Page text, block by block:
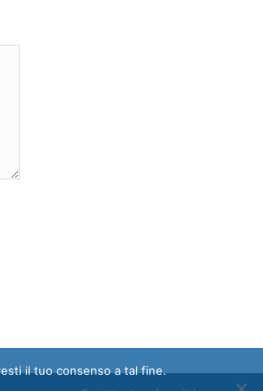
il tuo consenso a tal fine.